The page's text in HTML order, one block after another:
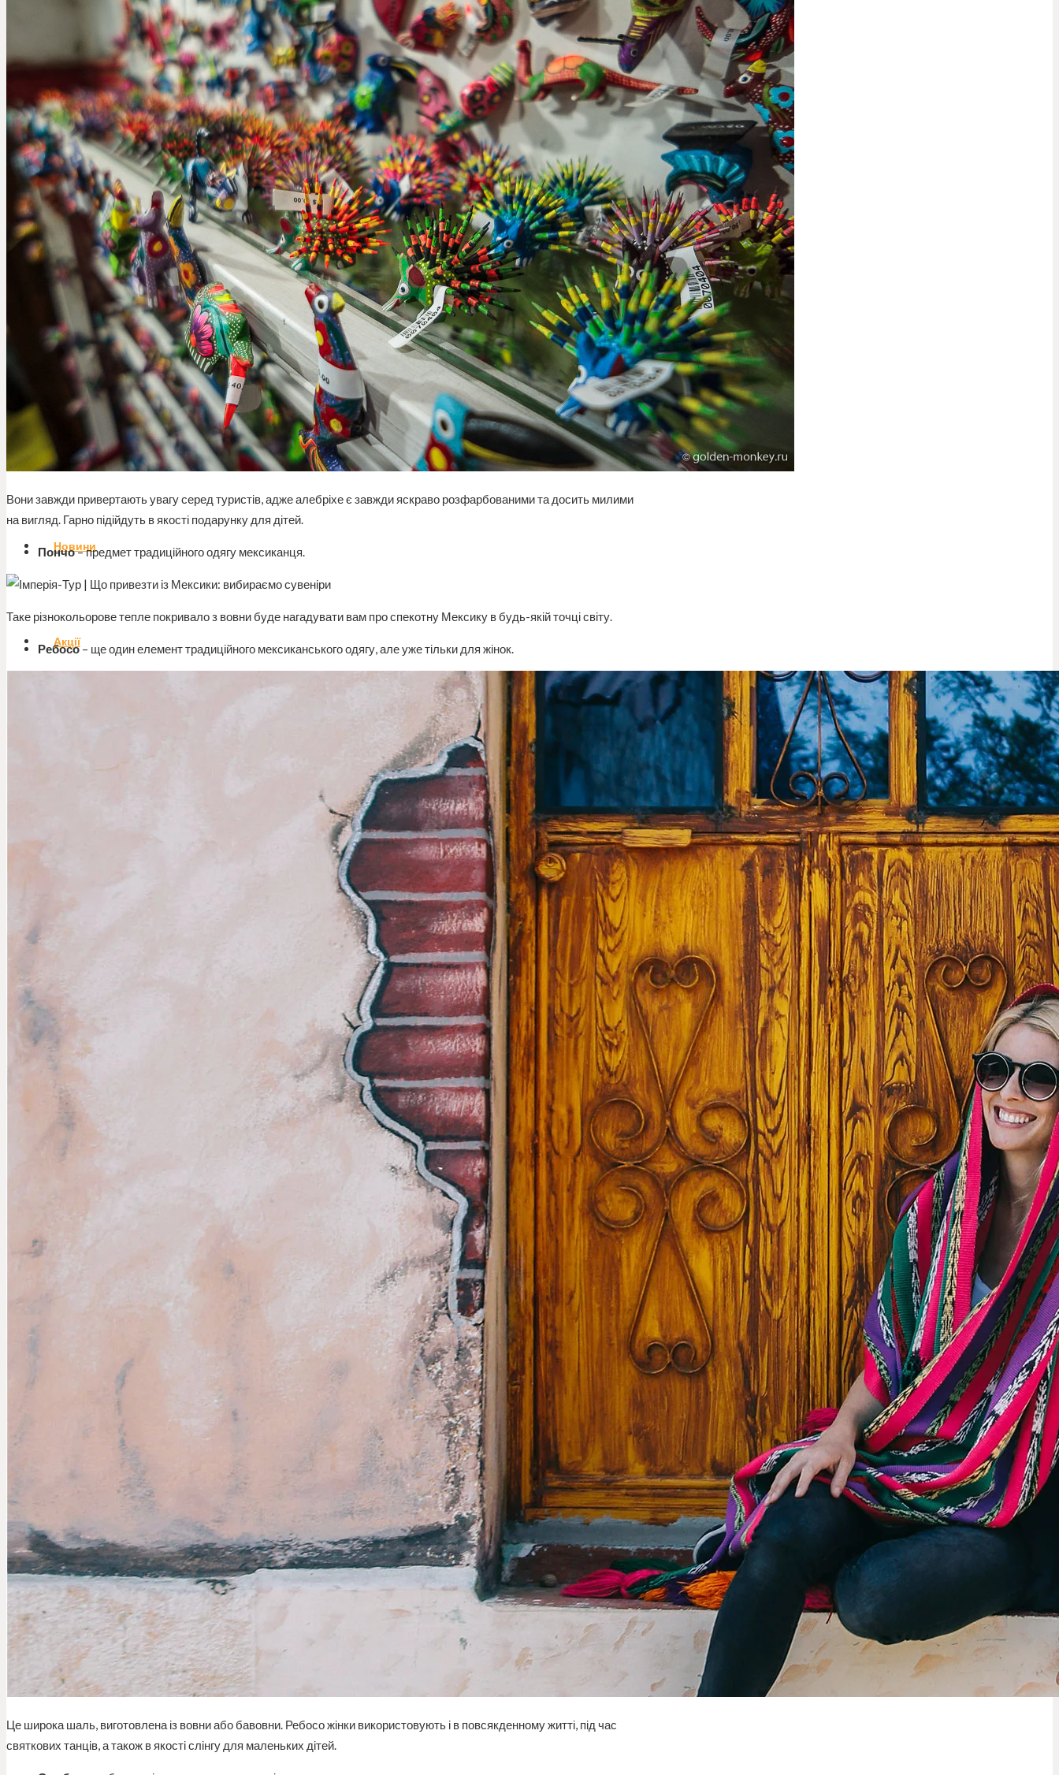
Індивідуальні тури
Круїзи
Гірськолижні тури
Країни
Блог
Новини
Акції
ЗАМОВИТИ ТУР
русский
Вони завжди привертають увагу серед туристів, адже алебріхе є завжди яскраво розфарбованими та досить милими
на вигляд. Гарно підійдуть в якості подарунку для дітей.
Пончо– предмет традиційного одягу мексиканця.
Таке різнокольорове тепле покривало з вовни буде нагадувати вам про спекотну Мексику в будь-якій точці світу.
Ребосо– ще один елемент традиційного мексиканського одягу, але уже тільки для жінок.
Це широка шаль, виготовлена із вовни або бавовни. Ребосо жінки використовують і в повсякденному житті, під час
святкових танців, а також в якості слінгу для маленьких дітей.